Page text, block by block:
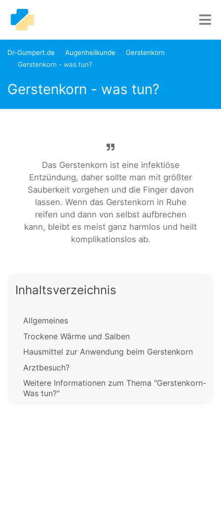
Dr-Gumpert.de Augenheilkunde
Gerstenkorn
Gerstenkorn - was tun?
Gerstenkorn - was tun?
Das Gerstenkorn ist eine infektiöse
Entzündung, daher sollte man mit größter
Sauberkeit vorgehen und die Finger davon
lassen. Wenn das Gerstenkorn in Ruhe
reifen und dann von selbst aufbrechen
kann, bleibt es meist ganz harmlos und heilt
komplikationslos ab.
Inhaltsverzeichnis
Allgemeines
Trockene Wärme und Salben
Hausmittel zur Anwendung beim Gerstenkorn
Arztbesuch?
Weitere Informationen zum Thema "Gerstenkorn-
Was tun?"